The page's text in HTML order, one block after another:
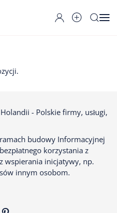
budowy Informacyjnej
korzystania z
wspierania inicjatywy, np.
innym osobom.